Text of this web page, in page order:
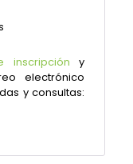
inscripción y
electrónico
y consultas: